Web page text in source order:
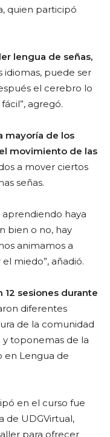
quien participó
lengua de señas,
idiomas, puede ser
el cerebro lo
agregó.
mayoría de los
movimiento de las
a mover ciertos
señas.
aprendiendo haya
bien o no, hay
animamos a
miedo”, añadió.
12 sesiones durante
diferentes
de la comunidad
y toponemas de la
en Lengua de
en el curso fue
de UDGVirtual,
para ofrecer